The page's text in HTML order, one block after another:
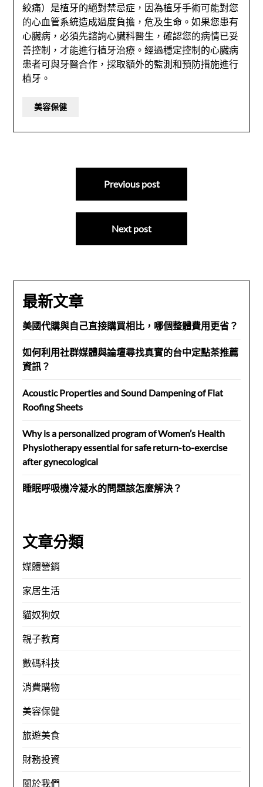
絞痛）是植牙的絕對禁忌症，因為植牙手術可能對您
的心血管系統造成過度負擔，危及生命。如果您患有
心臟病，必須先諮詢心臟科醫生，確認您的病情已妥
善控制，才能進行植牙治療。經過穩定控制的心臟病
患者可與牙醫合作，採取額外的監測和預防措施進行
植牙。
美容保健
Previous post
Next post
最新文章
美國代購與自己直接購買相比，哪個整體費用更省？
如何利用社群媒體與論壇尋找真實的台中定點茶推薦
資訊？
Acoustic Properties and Sound Dampening of Flat
Roofing Sheets
Why is a personalized program of Women’s Health
Physiotherapy essential for safe return-to-exercise
after gynecological
睡眠呼吸機冷凝水的問題該怎麼解決？
文章分類
媒體營銷
家居生活
貓奴狗奴
親子教育
數碼科技
消費購物
美容保健
旅遊美食
財務投資
關於我們